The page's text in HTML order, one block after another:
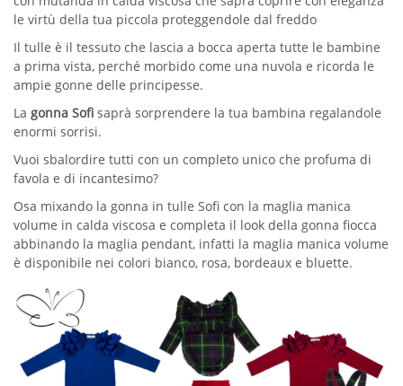
le virtù della tua piccola proteggendole dal freddo
Il tulle è il tessuto che lascia a bocca aperta tutte le bambine
a prima vista, perché morbido come una nuvola e ricorda le
ampie gonne delle principesse.
La gonna Sofi saprà sorprendere la tua bambina regalandole
enormi sorrisi.
Vuoi sbalordire tutti con un completo unico che profuma di
favola e di incantesimo?
Osa mixando la gonna in tulle Sofi con la maglia manica
volume in calda viscosa e completa il look della gonna fiocca
abbinando la maglia pendant, infatti la maglia manica volume
è disponibile nei colori bianco, rosa, bordeaux e bluette.